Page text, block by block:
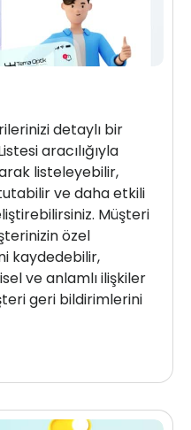
detaylı bir
aracılığıyla
listeleyebilir,
ve daha etkili
Müşteri
özel
kaydedebilir,
ve anlamlı ilişkiler
geri bildirimlerini